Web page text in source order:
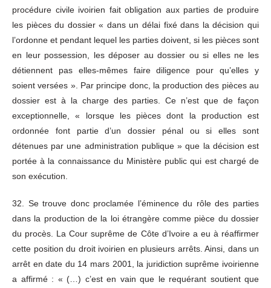
procédure civile ivoirien fait obligation aux parties de produire
les pièces du dossier « dans un délai fixé dans la décision qui
l’ordonne et pendant lequel les parties doivent, si les pièces sont
en leur possession, les déposer au dossier ou si elles ne les
détiennent pas elles-mêmes faire diligence pour qu’elles y
soient versées ». Par principe donc, la production des pièces au
dossier est à la charge des parties. Ce n’est que de façon
exceptionnelle, « lorsque les pièces dont la production est
ordonnée font partie d’un dossier pénal ou si elles sont
détenues par une administration publique » que la décision est
portée à la connaissance du Ministère public qui est chargé de
son exécution.
32. Se trouve donc proclamée l’éminence du rôle des parties
dans la production de la loi étrangère comme pièce du dossier
du procès. La Cour suprême de Côte d’Ivoire a eu à réaffirmer
cette position du droit ivoirien en plusieurs arrêts. Ainsi, dans un
arrêt en date du 14 mars 2001, la juridiction suprême ivoirienne
a affirmé : « (…) c’est en vain que le requérant soutient que